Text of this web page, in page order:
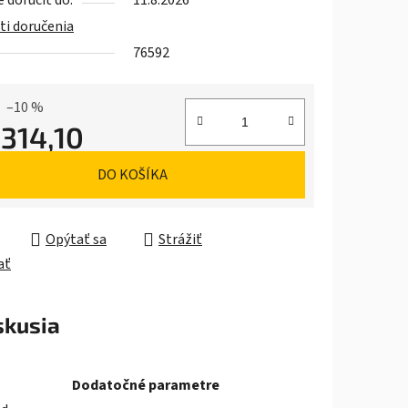
doručenia
76592
–10 %
DO KOŠÍKA
Opýtať sa
Strážiť
Dodatočné parametre